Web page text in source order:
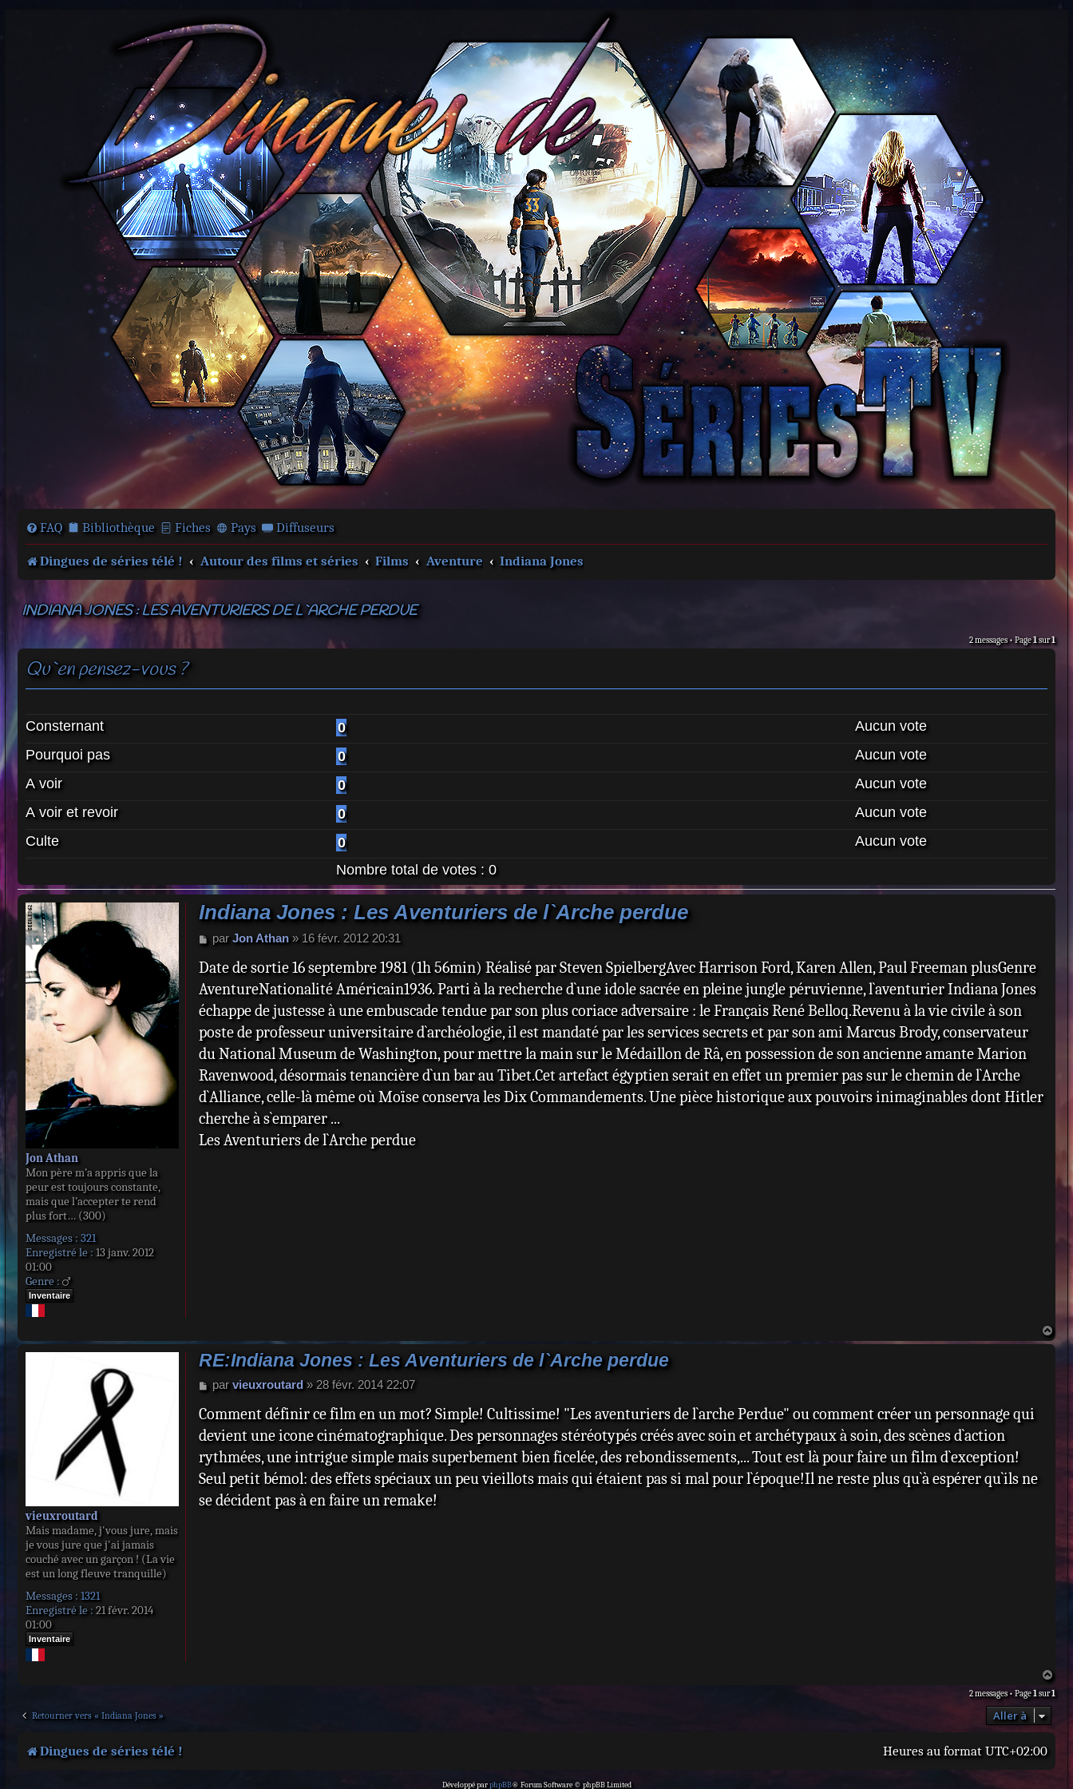
FAQ Bibliothèque Fiches Pays Diffuseurs
Dingues de séries télé ! Autour des films et séries Films Aventure Indiana Jones
INDIANA JONES : LES AVENTURIERS DE L`ARCHE PERDUE
2 messages • Page1sur1
Qu`en pensez-vous ?
Consternant 0
Aucun vote
Pourquoi pas
0
Aucun vote
A voir
0
Aucun vote
A voir et revoir
0
Aucun vote
Culte
0
Aucun vote
Nombre total de votes : 0
Jon Athan
Mon père m’a appris que la
peur est toujours constante,
mais que l’accepter te rend
plus fort… (300)
Messages : 321
Enregistré le : 13 janv. 2012
01:00
Genre :
Inventaire
Indiana Jones : Les Aventuriers de l`Arche perdue
M
s
a
g
par Jon Athan» 16 févr. 2012 20:31
Date de sortie 16 septembre 1981 (1h 56min) Réalisé par Steven SpielbergAvec Harrison Ford, Karen Allen, Paul Freeman plusGenre
AventureNationalité Américain1936. Parti à la recherche d`une idole sacrée en pleine jungle péruvienne, l`aventurier Indiana Jones
échappe de justesse à une embuscade tendue par son plus coriace adversaire : le Français René Belloq.Revenu à la vie civile à son
poste de professeur universitaire d`archéologie, il est mandaté par les services secrets et par son ami Marcus Brody, conservateur
du National Museum de Washington, pour mettre la main sur le Médaillon de Râ, en possession de son ancienne amante Marion
Ravenwood, désormais tenancière d`un bar au Tibet.Cet artefact égyptien serait en effet un premier pas sur le chemin de l`Arche
d`Alliance, celle-là même où Moïse conserva les Dix Commandements. Une pièce historique aux pouvoirs inimaginables dont Hitler
cherche à s`emparer ...
Les Aventuriers de l`Arche perdue
a
vieuxroutard
Mais madame, j'vous jure, mais
je vous jure que j'ai jamais
couché avec un garçon ! (La vie
est un long fleuve tranquille)
Messages : 1321
Enregistré le : 21 févr. 2014
01:00
Inventaire
RE:Indiana Jones : Les Aventuriers de l`Arche perdue
M
s
a
g
e
par vieuxroutard » 28 févr. 2014 22:07
Comment définir ce film en un mot? Simple! Cultissime! "Les aventuriers de l`arche Perdue" ou comment créer un personnage qui
devient une icone cinématographique. Des personnages stéréotypés créés avec soin et archétypaux à soin, des scènes d`action
rythmées, une intrigue simple mais superbement bien ficelée, des rebondissements,... Tout est là pour faire un film d`exception!
Seul petit bémol: des effets spéciaux un peu vieillots mais qui étaient pas si mal pour l`époque!Il ne reste plus qu`à espérer qu`ils ne
se décident pas à en faire un remake!
u
2 messages • Page1sur1
Retourner vers « Indiana Jones » Aller à
Dingues de séries télé ! Heures au format UTC+02:00
Développé parphpBB® Forum Software © phpBB Limited